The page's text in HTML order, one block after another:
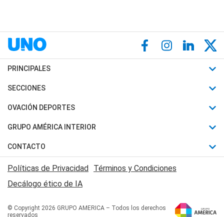
PRINCIPALES
Últimas Noticias
Política
Judiciales
Economia
SECCIONES
Horóscopo
Motores
Trucos caseros
Series y Películas
Edictos y Solicitadas
OVACIÓN DEPORTES
Fútbol
Mundial
Automovilismo
Rugby
Básquet
GRUPO AMÉRICA INTERIOR
Canal 7 en Vivo
San Juan 8
CONTACTO
Acerca de Nosotros
Contactanos
Políticas de Privacidad Términos y Condiciones
Decálogo ético de IA
© Copyright 2026 GRUPO AMERICA – Todos los derechos
reservados